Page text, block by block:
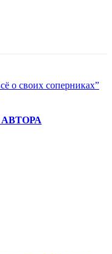
о своих соперниках”